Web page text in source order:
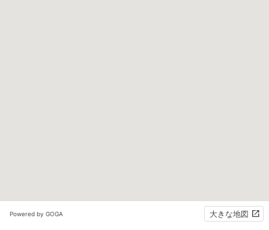
Powered by GOGA 大きな地図